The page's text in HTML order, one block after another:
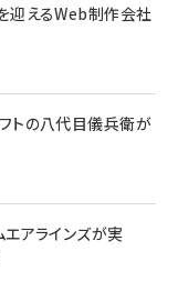
迎えるWeb制作会社
トの八代目儀兵衛が
アラインズが実